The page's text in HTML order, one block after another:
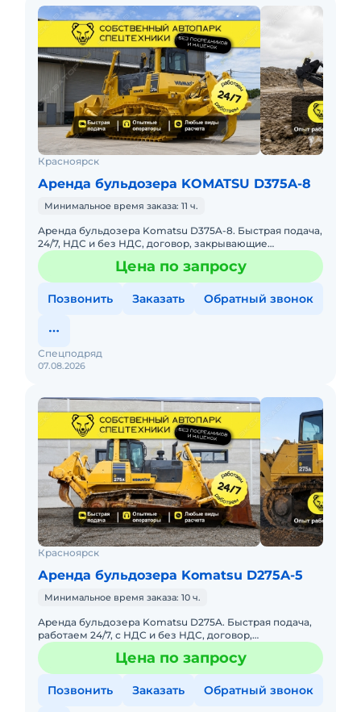
Красноярск
Аренда бульдозера KOMATSU D375A-8
Минимальное время заказа: 11 ч.
Аренда бульдозера Komatsu D375A-8. Быстрая подача,
24/7, НДС и без НДС, договор, закрывающие
документы. АРЕНДА БУЛЬДОЗЕРА KOMATSU D375A-
8Предоставляем в арендуЦена по запросу
Позвонить Заказать Обратный звонок
07.08.2026
Спецподряд
Красноярск
Аренда бульдозера Komatsu D275A-5
Минимальное время заказа: 10 ч.
Аренда бульдозера Komatsu D275A. Быстрая подача,
работаем 24/7, с НДС и без НДС, договор,
закрывающие документы. АРЕНДА БУЛЬДОЗЕРА
KOMATSU D275AПредоставляем в
Цена по запросу
Позвонить Заказать Обратный звонок